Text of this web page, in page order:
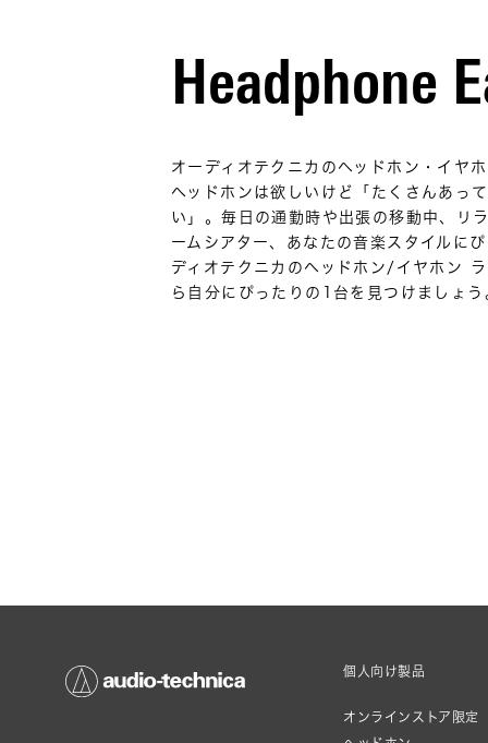
Headphone
オーディオテクニカのヘッドホン・イヤ
ヘッドホンは欲しいけど「たくさんあっ
い」。毎日の通勤時や出張の移動中、リ
ームシアター、あなたの音楽スタイルに
ディオテクニカのヘッドホン/イヤホン
ら自分にぴったりの1台を見つけましょう
個人向け製品
オンラインストア限定